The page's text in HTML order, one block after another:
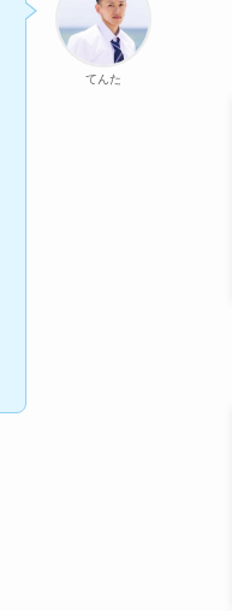
てんた